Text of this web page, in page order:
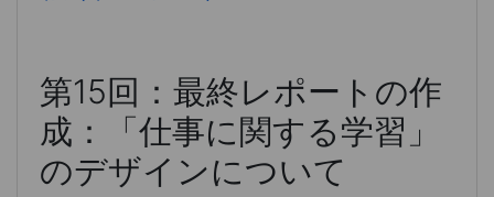
第15回：最終レポートの作
成：「仕事に関する学習」
のデザインについて